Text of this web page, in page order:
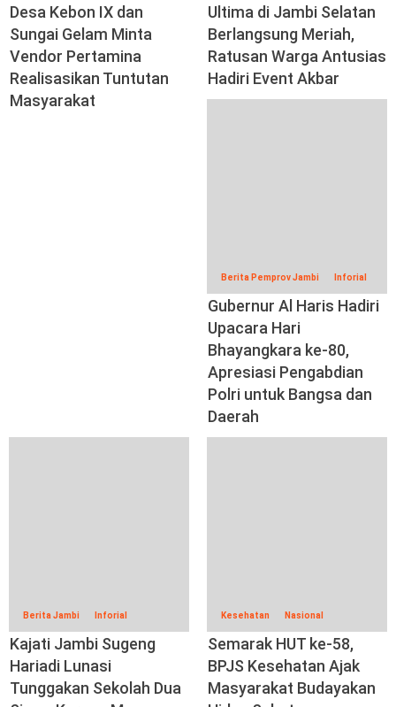
Desa Kebon IX dan
Sungai Gelam Minta
Vendor Pertamina
Realisasikan Tuntutan
Masyarakat
Ultima di Jambi Selatan
Berlangsung Meriah,
Ratusan Warga Antusias
Hadiri Event Akbar
Berita Pemprov Jambi Inforial
Gubernur Al Haris Hadiri
Upacara Hari
Bhayangkara ke-80,
Apresiasi Pengabdian
Polri untuk Bangsa dan
Daerah
Berita Jambi Inforial
Kajati Jambi Sugeng
Hariadi Lunasi
Tunggakan Sekolah Dua
Kesehatan Nasional
Semarak HUT ke-58,
BPJS Kesehatan Ajak
Masyarakat Budayakan